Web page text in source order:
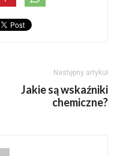
Następny artykuł
Jakie są wskaźniki
chemiczne?